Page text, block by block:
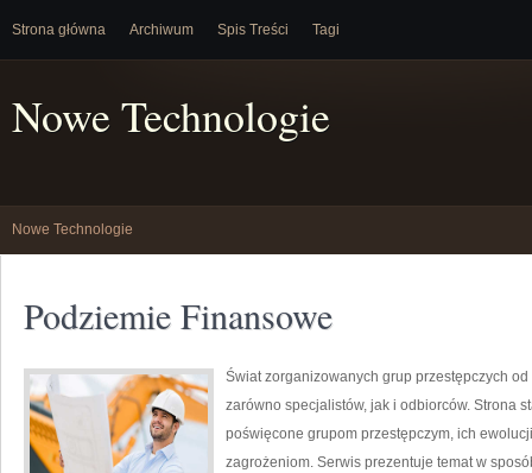
Strona główna Archiwum Spis Treści Tagi
Nowe Technologie
Nowe Technologie
Podziemie Finansowe
Świat zorganizowanych grup przestępczych
zarówno specjalistów, jak i odbiorców. Strona
poświęcone grupom przestępczym, ich
zagrożeniom. Serwis prezentuje temat w